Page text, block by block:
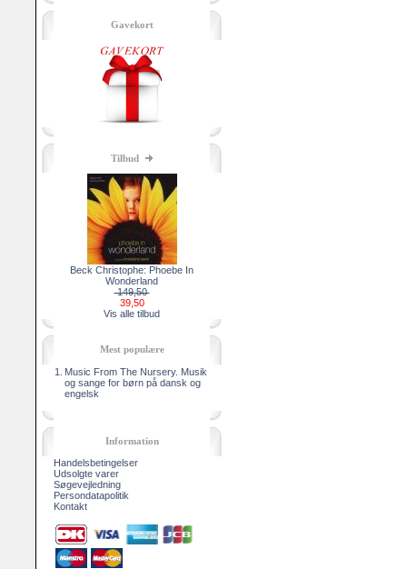
Gavekort
Tilbud
Beck Christophe: Phoebe In
Wonderland
149,50
39,50
Vis alle tilbud
Mest populære
1.
Music From The Nursery. Musik
og sange for børn på dansk og
engelsk
Information
Handelsbetingelser
Udsolgte varer
Søgevejledning
Persondatapolitik
Kontakt